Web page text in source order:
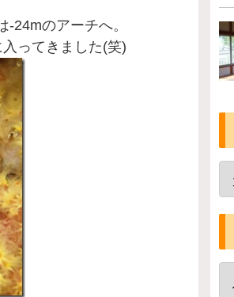
24mのアーチへ。
入ってきました(笑)